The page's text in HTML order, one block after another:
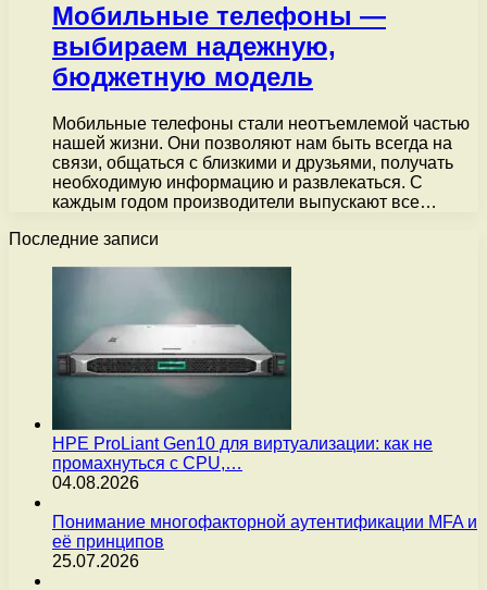
Мобильные телефоны —
выбираем надежную,
бюджетную модель
Мобильные телефоны стали неотъемлемой частью
нашей жизни. Они позволяют нам быть всегда на
связи, общаться с близкими и друзьями, получать
необходимую информацию и развлекаться. С
каждым годом производители выпускают все…
Последние записи
HPE ProLiant Gen10 для виртуализации: как не
промахнуться с CPU,…
04.08.2026
Понимание многофакторной аутентификации MFA и
её принципов
25.07.2026